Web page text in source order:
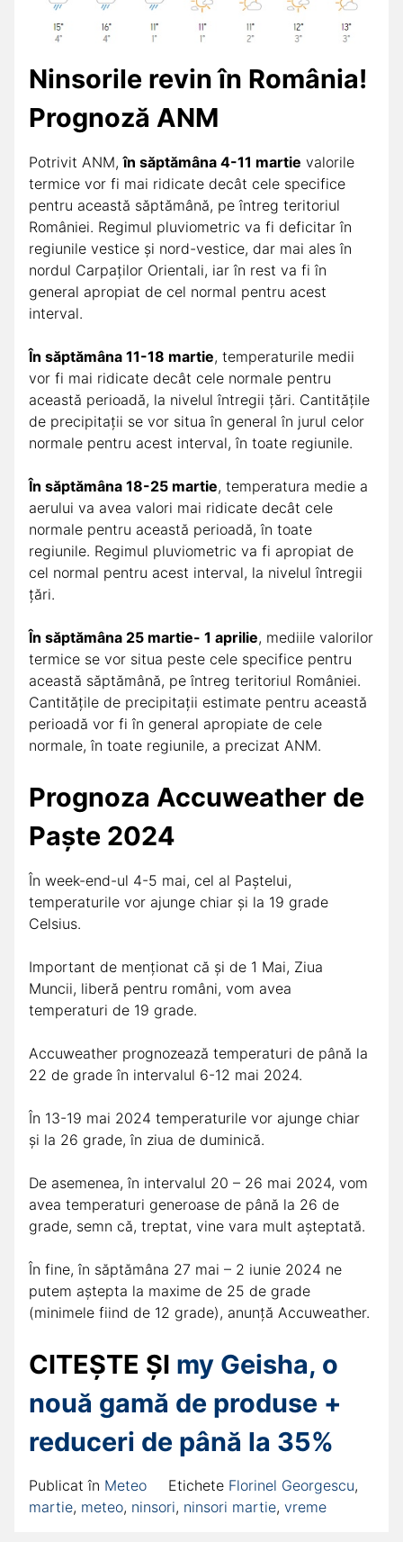
Ninsorile revin în România!
Prognoză ANM
Potrivit ANM,în săptămâna 4-11 martie valorile
termice vor fi mai ridicate decât cele specifice
pentru această săptămână, pe întreg teritoriul
României. Regimul pluviometric va fi deficitar în
regiunile vestice şi nord-vestice, dar mai ales în
nordul Carpaţilor Orientali, iar în rest va fi în
general apropiat de cel normal pentru acest
interval.
În săptămâna 11-18 martie, temperaturile medii
vor fi mai ridicate decât cele normale pentru
această perioadă, la nivelul întregii ţări. Cantităţile
de precipitaţii se vor situa în general în jurul celor
normale pentru acest interval, în toate regiunile.
În săptămâna 18-25 martie, temperatura medie a
aerului va avea valori mai ridicate decât cele
normale pentru această perioadă, în toate
regiunile. Regimul pluviometric va fi apropiat de
cel normal pentru acest interval, la nivelul întregii
ţări.
În săptămâna 25 martie- 1 aprilie, mediile valorilor
termice se vor situa peste cele specifice pentru
această săptămână, pe întreg teritoriul României.
Cantităţile de precipitaţii estimate pentru această
perioadă vor fi în general apropiate de cele
normale, în toate regiunile, a precizat ANM.
Prognoza Accuweather de
Paște 2024
În week-end-ul 4-5 mai, cel al Paștelui,
temperaturile vor ajunge chiar și la 19 grade
Celsius.
Important de menționat că și de 1 Mai, Ziua
Muncii, liberă pentru români, vom avea
temperaturi de 19 grade.
Accuweather prognozează temperaturi de până la
22 de grade în intervalul 6-12 mai 2024.
În 13-19 mai 2024 temperaturile vor ajunge chiar
și la 26 grade, în ziua de duminică.
De asemenea, în intervalul 20 – 26 mai 2024, vom
avea temperaturi generoase de până la 26 de
grade, semn că, treptat, vine vara mult așteptată.
În fine, în săptămâna 27 mai – 2 iunie 2024 ne
putem aștepta la maxime de 25 de grade
(minimele fiind de 12 grade), anunță Accuweather.
CITEȘTE ȘI my Geisha, o
nouă gamă de produse +
reduceri de până la 35%
Publicat în Meteo Etichete Florinel Georgescu,
martie, meteo, ninsori, ninsori martie, vreme